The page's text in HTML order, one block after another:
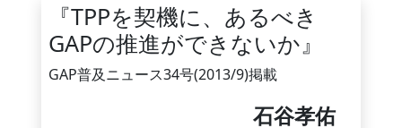
『TPPを契機に、あるべき
GAPの推進ができないか』
GAP普及ニュース34号(2013/9)掲載
石谷孝佑